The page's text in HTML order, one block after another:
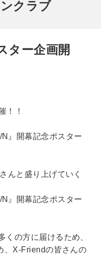
ター企画開
！！
』開幕記念ポスター
んと盛り上げていく
』開幕記念ポスター
の方に届けるため、
、X-Friendの皆さんの